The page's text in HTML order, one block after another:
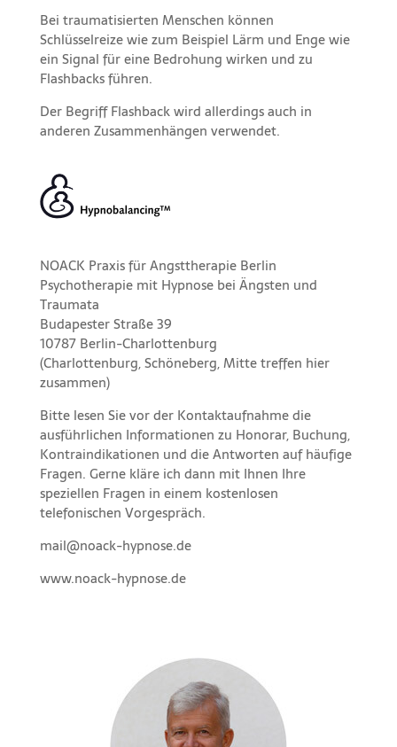
Bei traumatisierten Menschen können
Schlüsselreize wie zum Beispiel Lärm und Enge wie
ein Signal für eine Bedrohung wirken und zu
Flashbacks führen.
Der Begriff Flashback wird allerdings auch in
anderen Zusammenhängen verwendet.
NOACK Praxis für Angsttherapie Berlin
Psychotherapie mit Hypnose bei Ängsten und
Traumata
Budapester Straße 39
10787 Berlin-Charlottenburg
(Charlottenburg, Schöneberg, Mitte treffen hier
zusammen)
Bitte lesen Sie vor der Kontaktaufnahmedie
ausführlichen Informationen zu Honorar, Buchung,
Kontraindikationen und dieAntworten auf häufige
Fragen. Gerne kläre ich dann mit Ihnen Ihre
speziellen Fragen in einem kostenlosen
telefonischen Vorgespräch.
mail@noack-hypnose.de
www.noack-hypnose.de